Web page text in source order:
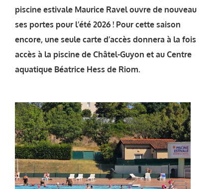
piscine estivale Maurice Ravel ouvre de nouveau
ses portes pour l’été 2026 ! Pour cette saison
encore, une seule carte d’accès donnera à la fois
accès à la piscine de Châtel-Guyon et au Centre
aquatique Béatrice Hess de Riom.